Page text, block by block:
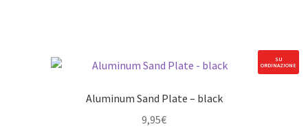
quantità
SU
ORDINAZIONE
Aluminum Sand Plate – black
9,95€